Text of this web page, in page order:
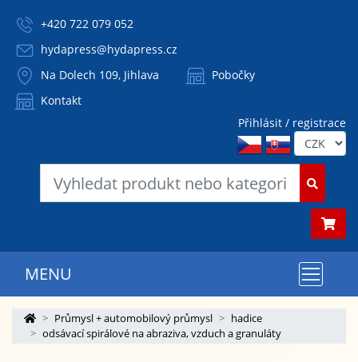
+420 722 079 052
hydapress@hydapress.cz
Na Dolech 109, Jihlava
Pobočky
Kontakt
Přihlásit / registrace
MENU
Průmysl + automobilový průmysl
hadice
odsávací spirálové na abraziva, vzduch a granuláty